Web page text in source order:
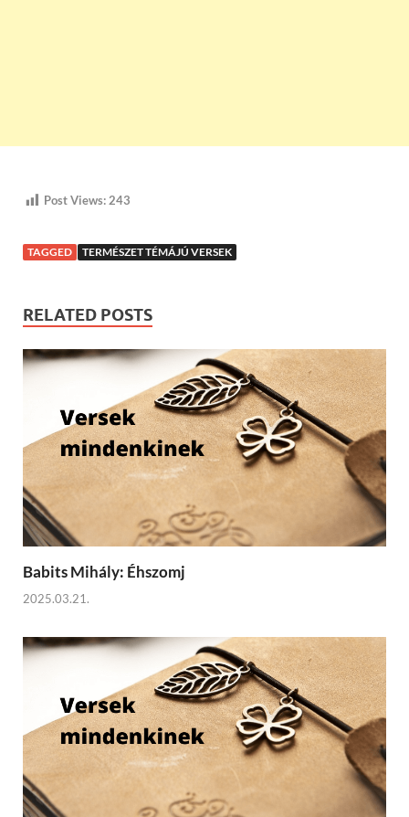
Post Views: 243
TAGGED TERMÉSZET TÉMÁJÚ VERSEK
RELATED POSTS
Babits Mihály: Éhszomj
2025.03.21.